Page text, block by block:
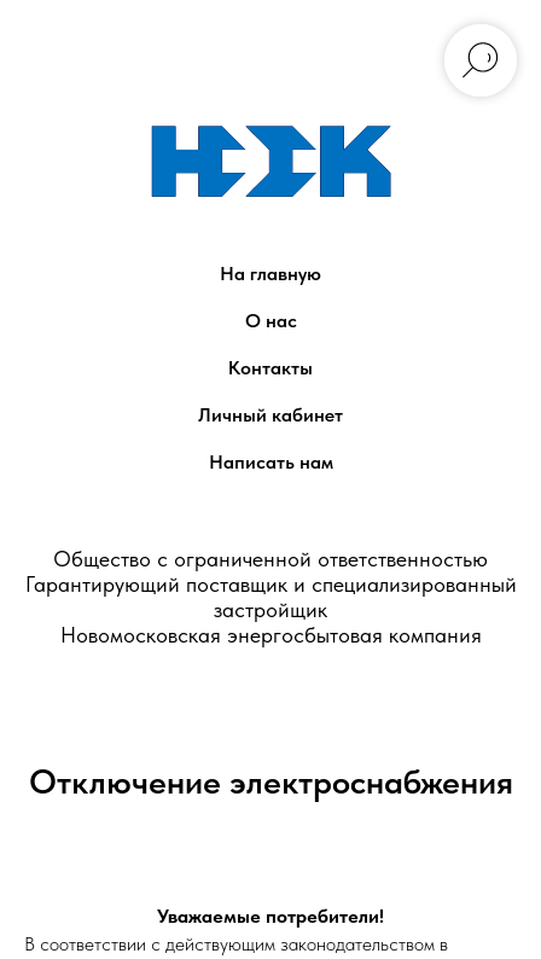
На главную
О нас
Контакты
Личный кабинет
Написать нам
Общество с ограниченной ответственностью
Гарантирующий поставщик и специализированный
застройщик
Новомосковская энергосбытовая компания
Отключение электроснабжения
Уважаемые потребители!
В соответствии с действующим законодательством в